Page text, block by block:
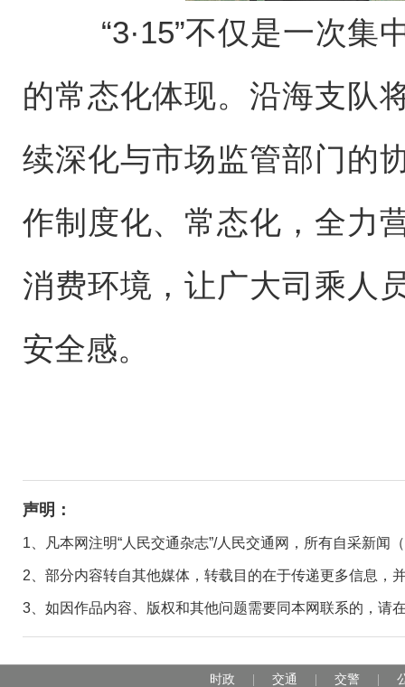
“3·15”不仅是一次集
的常态化体现。沿海支队
续深化与市场监管部门的
作制度化、常态化，全力
消费环境，让广大司乘人
安全感。
声明：
1、凡本网注明“人民交通杂志”/人民交通网，所有自采新
2、部分内容转自其他媒体，转载目的在于传递更多信息，
3、如因作品内容、版权和其他问题需要同本网联系的，请
时政 交通 交警